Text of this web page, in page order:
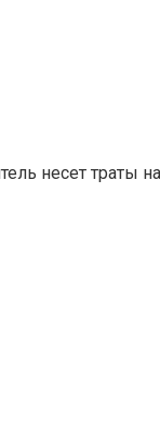
несет траты